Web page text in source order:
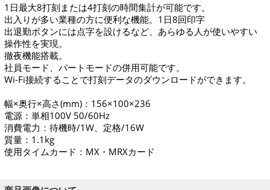
1日最大8打刻または4打刻の時間集計が可能です。
出入りが多い業種の方に便利な機能。1日8回印字
出退勤ボタンには点字を設けるなど、あらゆる人が使いやすい
操作性を実現。
徹夜機能搭載。
社員モード、パートモードの併用可能です。
Wi-Fi接続することで打刻データのダウンロードができます。
幅×奥行×高さ(mm)：156×100×236
電源：単相100V 50/60Hz
消費電力：待機時/1W、定格/16W
質量：1.1kg
使用タイムカード：MX・MRXカード